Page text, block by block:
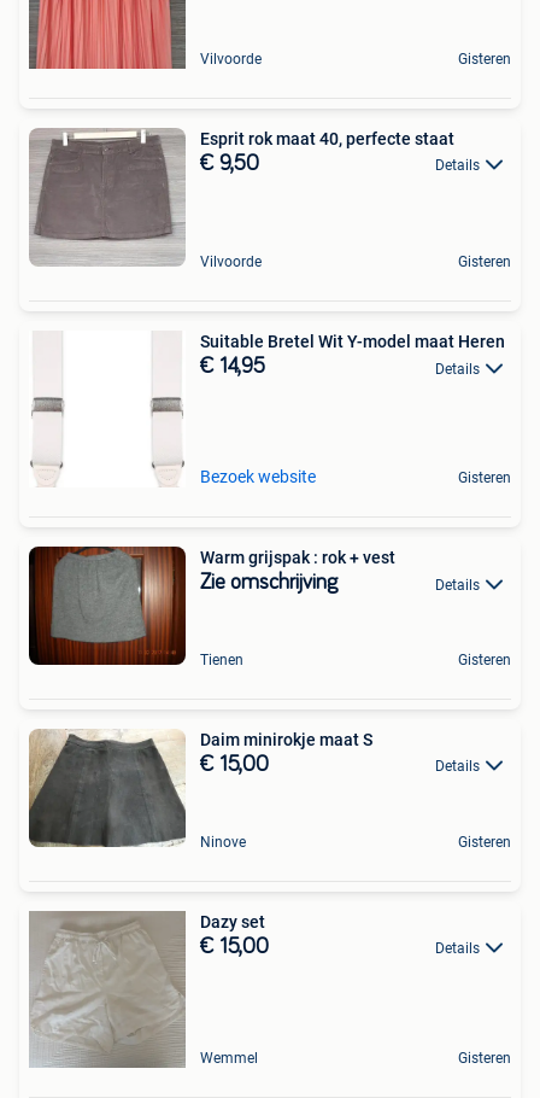
Vilvoorde Gisteren
Esprit rok maat 40, perfecte staat
€ 9,50 Details
Vilvoorde Gisteren
Suitable Bretel Wit Y-model maat Heren
€ 14,95 Details
Bezoek website Gisteren
Warm grijspak : rok + vest
Zie omschrijving Details
Tienen Gisteren
Daim minirokje maat S
€ 15,00 Details
Ninove Gisteren
Dazy set
€ 15,00 Details
Wemmel Gisteren